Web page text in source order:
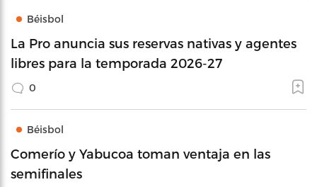
Béisbol
La Pro anuncia sus reservas nativas y agentes
libres para la temporada 2026-27
0
Béisbol
Comerío y Yabucoa toman ventaja en las
semifinales